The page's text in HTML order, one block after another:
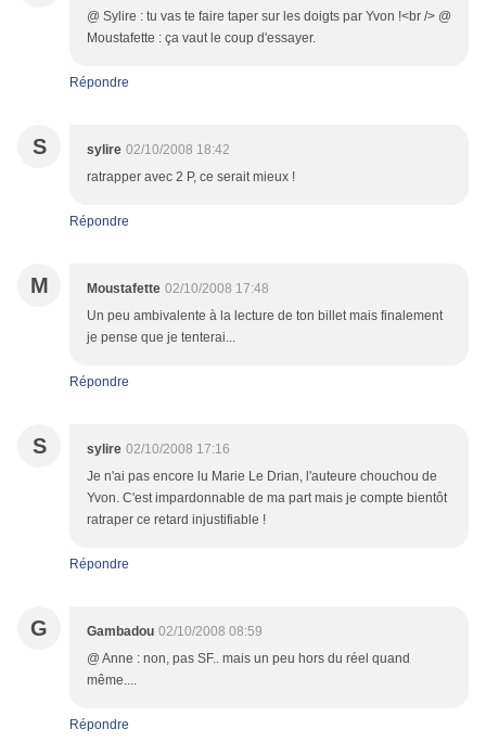
@ Sylire : tu vas te faire taper sur les doigts par Yvon !<br /> @
Moustafette : ça vaut le coup d'essayer.
Répondre
S sylire 02/10/2008 18:42
ratrapper avec 2 P, ce serait mieux !
Répondre
M Moustafette 02/10/2008 17:48
Un peu ambivalente à la lecture de ton billet mais finalement
je pense que je tenterai...
Répondre
S sylire 02/10/2008 17:16
Je n'ai pas encore lu Marie Le Drian, l'auteure chouchou de
Yvon. C'est impardonnable de ma part mais je compte bientôt
ratraper ce retard injustifiable !
Répondre
G Gambadou 02/10/2008 08:59
@ Anne : non, pas SF.. mais un peu hors du réel quand
même....
Répondre